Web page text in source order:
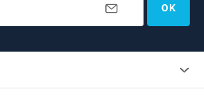
OK